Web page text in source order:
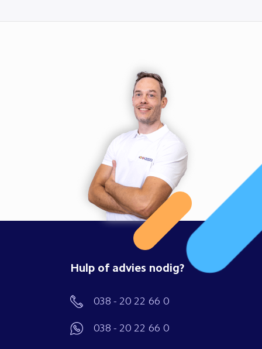
Hulp of advies nodig?
038 - 20 22 66 0
038 - 20 22 66 0